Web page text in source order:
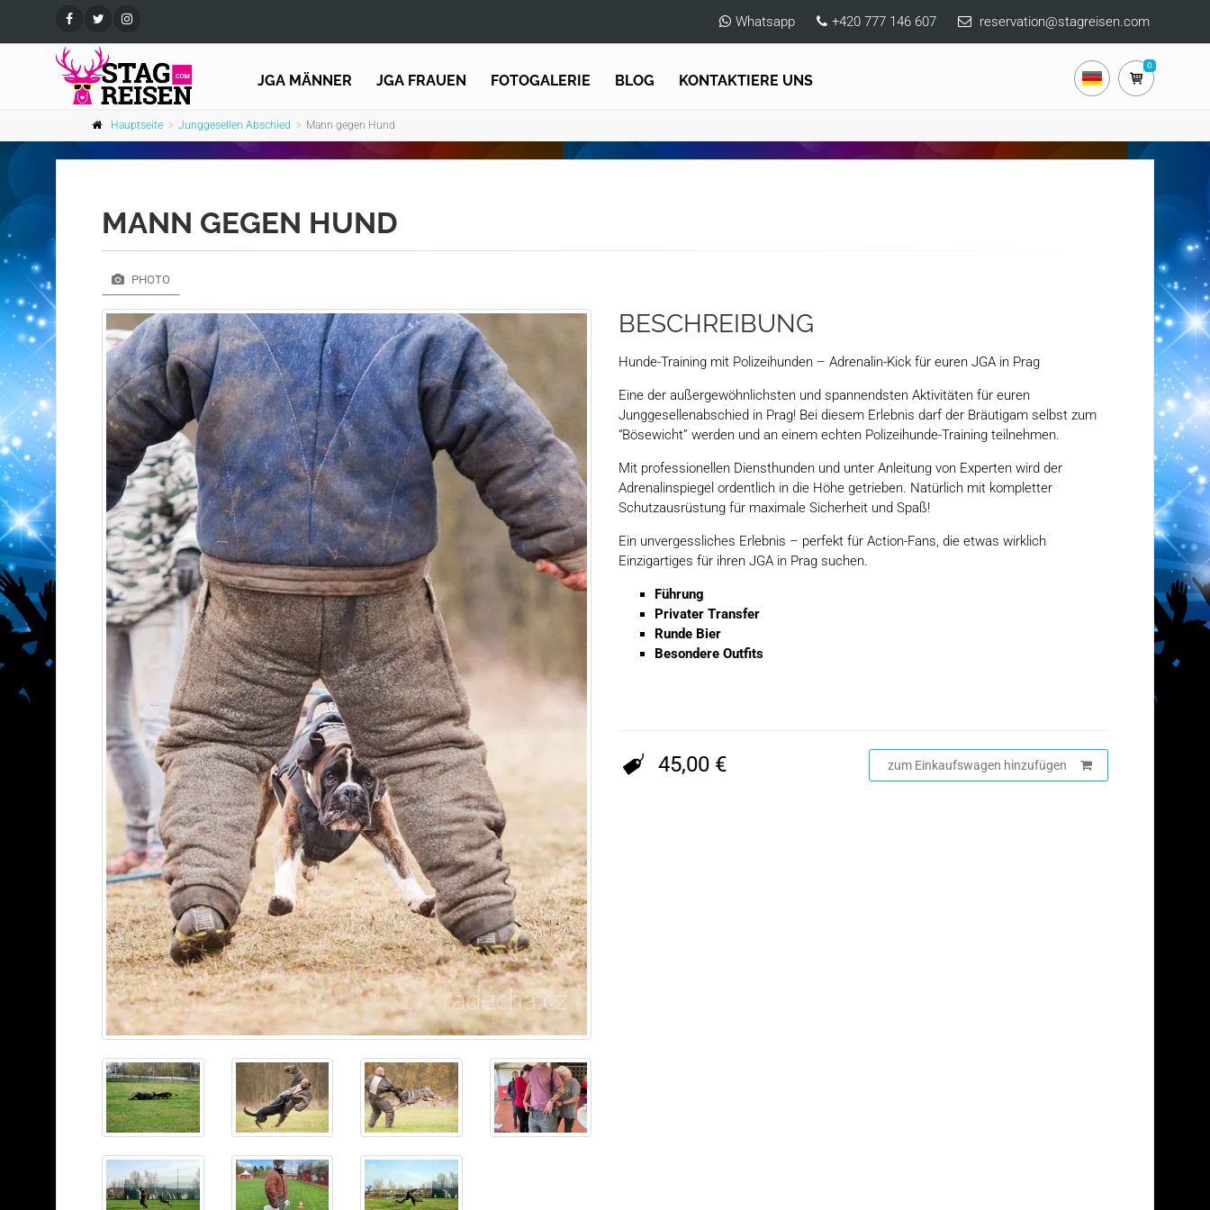
Whatsapp +420 777 146 607 reservation@stagreisen.com
JGA MÄNNER JGA FRAUEN FOTOGALERIE BLOG KONTAKTIERE UNS
0
Hauptseite Junggesellen Abschied Mann gegen Hund
MANN GEGEN HUND
PHOTO
BESCHREIBUNG
Hunde-Training mit Polizeihunden – Adrenalin-Kick für euren JGA in Prag
Eine der außergewöhnlichsten und spannendsten Aktivitäten für euren
Junggesellenabschied in Prag! Bei diesem Erlebnis darf der Bräutigam selbst zum
“Bösewicht” werden und an einem echten Polizeihunde-Training teilnehmen.
Mit professionellen Diensthunden und unter Anleitung von Experten wird der
Adrenalinspiegel ordentlich in die Höhe getrieben. Natürlich mit kompletter
Schutzausrüstung für maximale Sicherheit und Spaß!
Ein unvergessliches Erlebnis – perfekt für Action-Fans, die etwas wirklich
Einzigartiges für ihren JGA in Prag suchen.
Führung
Privater Transfer
Runde Bier
Besondere Outfits
45,00 € zum Einkaufswagen hinzufügen